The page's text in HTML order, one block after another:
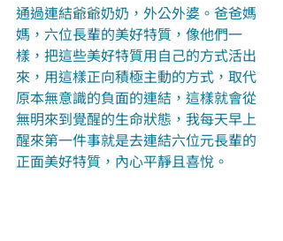
通過連結爺爺奶奶，外公外婆。爸爸媽
媽，六位長輩的美好特質，像他們一
樣，把這些美好特質用自己的方式活出
來，用這樣正向積極主動的方式，取代
原本無意識的負面的連結，這樣就會從
無明來到覺醒的生命狀態，我每天早上
醒來第一件事就是去連結六位元長輩的
正面美好特質，內心平靜且喜悅。